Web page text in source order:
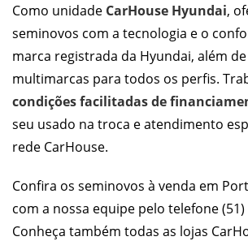
Como unidade CarHouse Hyundai,
seminovos com a tecnologia e o
marca registrada da Hyundai, além
multimarcas para todos os perfis.
condições facilitadas de
seu usado na troca e atendimento
rede CarHouse.
Confira os seminovos à venda em
com a nossa equipe pelo telefone
Conheça também todas as lojas